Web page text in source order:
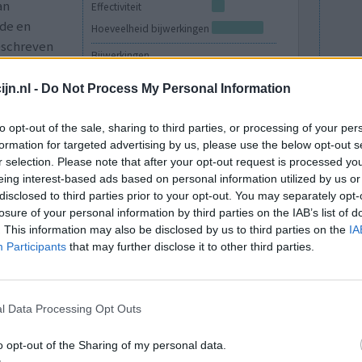
- Do Not Process My Personal Information
opt-out of the sale, sharing to third parties, or processing of your
for targeted advertising by us, please use the below opt-out
selection. Please note that after your opt-out request is processed
interest-based ads based on personal information utilized by us
to third parties prior to your opt-out. You may separately
of your personal information by third parties on the IAB’s list of
This information may also be disclosed by us to third parties on the
Participants that may further disclose it to other third parties.
Data Processing Opt Outs
opt-out of the Sharing of my personal data.
Effectiviteit
Hoeveelheid bijwerkingen
Bijwerkingen
en
bij mij.
0 reacties
Hoeveelheid bijwerkingen
Bijwerkingen
op